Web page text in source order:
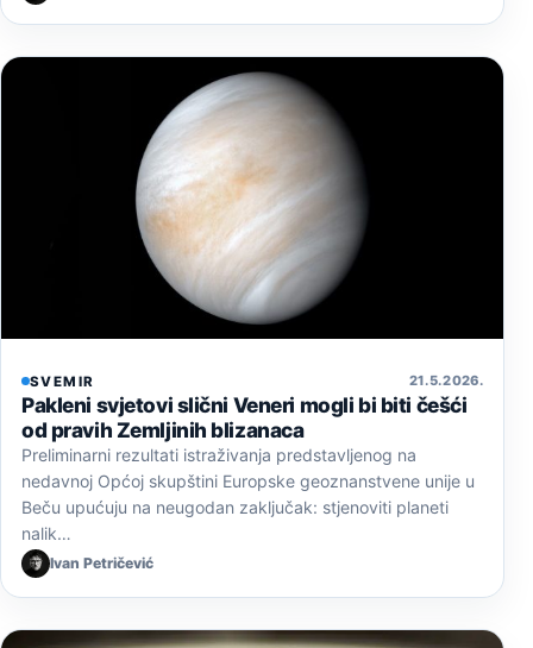
SVEMIR 21. 5. 2026.
Pakleni svjetovi slični Veneri mogli bi biti češći
od pravih Zemljinih blizanaca
Preliminarni rezultati istraživanja predstavljenog na
nedavnoj Općoj skupštini Europske geoznanstvene unije u
Beču upućuju na neugodan zaključak: stjenoviti planeti
nalik…
Ivan Petričević